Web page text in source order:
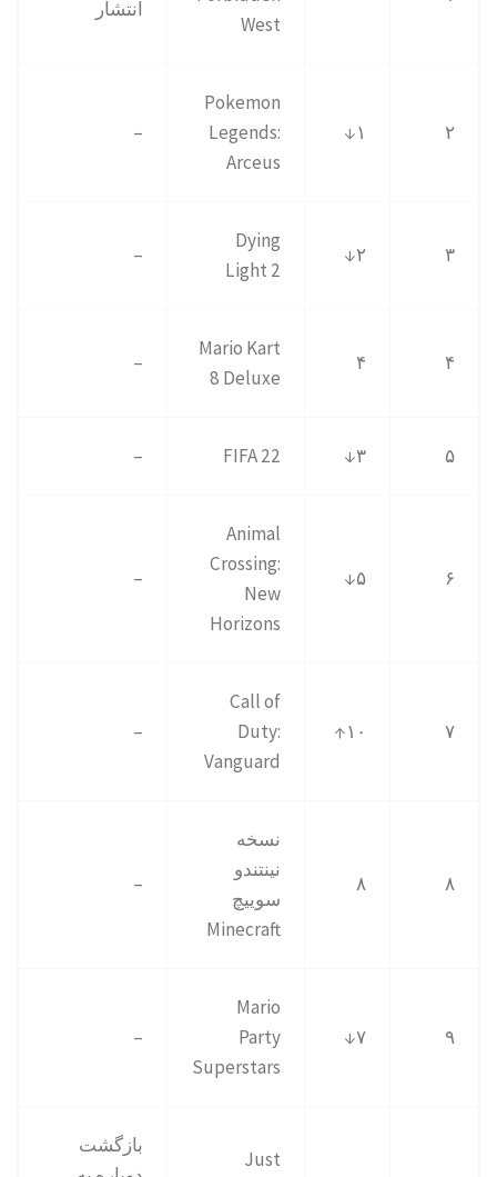
West
انتشار
۲ ۱↓
Pokemon
Legends:
Arceus
–
۳ ۲↓
Dying
Light 2
–
۴ ۴
Mario Kart
8 Deluxe
–
۵ ۳↓ FIFA 22
–
۶ ۵↓
Animal
Crossing:
New
Horizons
–
۷ ۱۰↑
Call of
Duty:
Vanguard
–
۸ ۸
نسخه
نینتندو
سوییچ
Minecraft
–
۹ ۷↓
Mario
Party
Superstars
–
Just
بازگشت